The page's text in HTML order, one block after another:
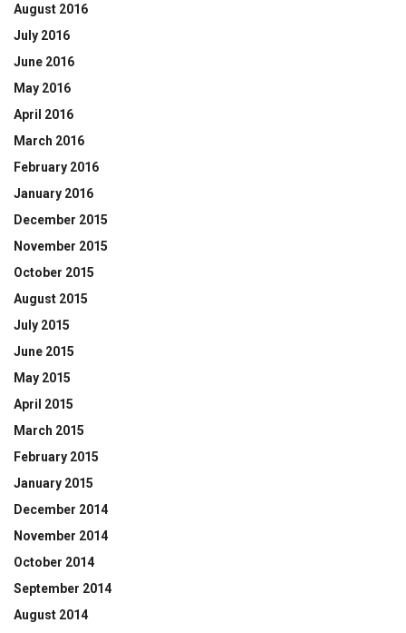
August 2016
July 2016
June 2016
May 2016
April 2016
March 2016
February 2016
January 2016
December 2015
November 2015
October 2015
August 2015
July 2015
June 2015
May 2015
April 2015
March 2015
February 2015
January 2015
December 2014
November 2014
October 2014
September 2014
August 2014